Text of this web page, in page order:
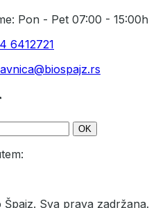
Pon - Pet 07:00 - 15:00h
6412721
OK
Sva prava zadržana.